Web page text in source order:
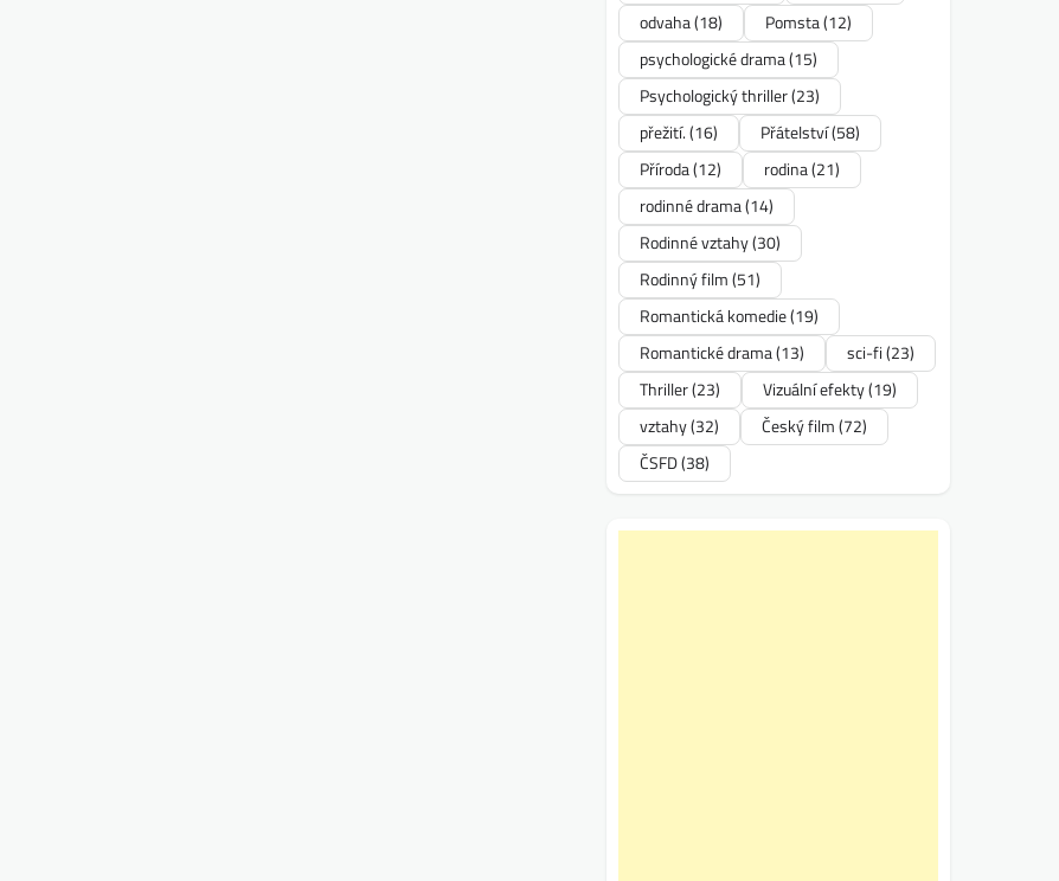
odvaha(18) Pomsta(12)
psychologické drama(15)
Psychologický thriller(23)
přežití.(16) Přátelství(58)
Příroda(12) rodina(21)
rodinné drama(14)
Rodinné vztahy(30)
Rodinný film(51)
Romantická komedie(19)
Romantické drama(13) sci-fi(23)
Thriller(23) Vizuální efekty(19)
vztahy(32) Český film(72)
ČSFD(38)